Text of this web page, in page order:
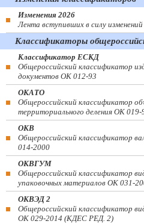
Изменения 2026
Лента вступивших в силу
Классификаторы
Классификатор ЕСКД
Общероссийский классификатор
документов ОК 012-93
ОКАТО
Общероссийский классификатор
территориального деления ОК 019-
ОКВ
Общероссийский классификатор
014-2000
ОКВГУМ
Общероссийский классификатор
упаковочных материалов ОК 031-
ОКВЭД 2
Общероссийский классификатор
ОК 029-2014 (КДЕС РЕД. 2)